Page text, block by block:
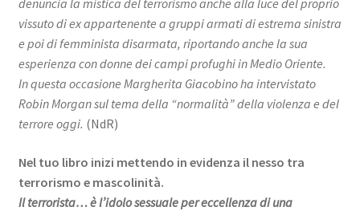
vissuto di ex appartenente a gruppi armati di estrema sinistra
e poi di femminista disarmata, riportando anche la sua
esperienza con donne dei campi profughi in Medio Oriente.
In questa occasione Margherita Giacobino ha intervistato
Robin Morgan sul tema della “normalità” della violenza e del
terrore oggi. (NdR)
Nel tuo libro inizi mettendo in evidenza il nesso tra
terrorismo e mascolinità.
Il terrorista… è l’idolo sessuale per eccellenza di una